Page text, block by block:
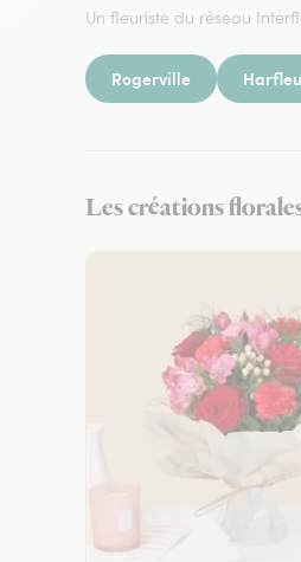
Un fleuriste du réseau
Rogerville
Les créations